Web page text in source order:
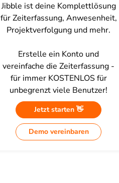
Jibble ist deine Komplettlösung
für Zeiterfassung, Anwesenheit,
Projektverfolgung und mehr.
Erstelle ein Konto und
vereinfache die Zeiterfassung -
für immer KOSTENLOS für
unbegrenzt viele Benutzer!
Jetzt starten 👋
Demo vereinbaren